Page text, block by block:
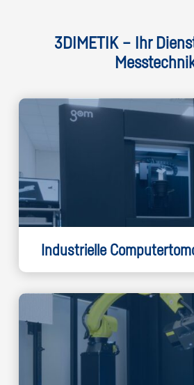
3DIMETIK – Ihr
Industrielle